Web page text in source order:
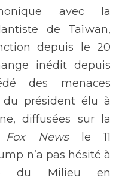
avec la
de Taïwan,
depuis le 20
inédit depuis
des menaces
président élu à
diffusées sur la
Fox News le 11
n’a pas hésité à
du Milieu en